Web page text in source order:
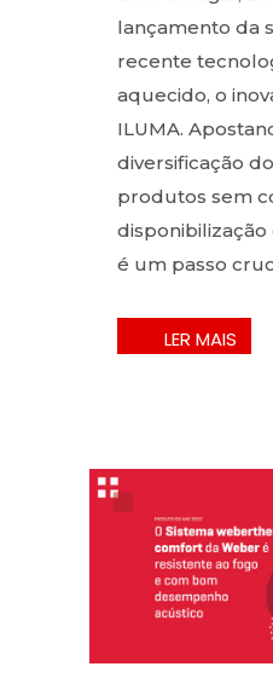
lançamento da
recente
aquecido, o
ILUMA.
diversificação
produtos sem
disponibilização
é um passo